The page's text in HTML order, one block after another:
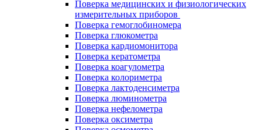
Поверка медицинских и физиологических
измерительных приборов
Поверка гемоглобиномера
Поверка глюкометра
Поверка кардиомонитора
Поверка кератометра
Поверка коагулометра
Поверка колориметра
Поверка лактоденсиметра
Поверка люминометра
Поверка нефелометра
Поверка оксиметра